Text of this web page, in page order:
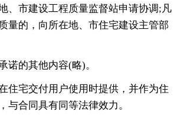
、市建设工程质量监督站申请协调;凡
量的，向所在地、市住宅建设主管部
诺的其他内容(略)。
住宅交付用户使用时提供，并作为住
与合同具有同等法律效力。